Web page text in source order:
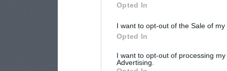
Opted In
I want to opt-out of the Sale of
Opted In
I want to opt-out of processing
Advertising.